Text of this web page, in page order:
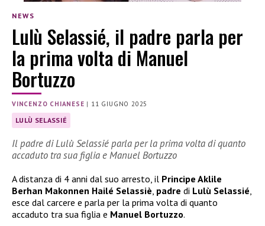
NEWS
Lulù Selassié, il padre parla per
la prima volta di Manuel
Bortuzzo
VINCENZO CHIANESE | 11 GIUGNO 2025
LULÙ SELASSIÉ
Il padre di Lulù Selassié parla per la prima volta di quanto
accaduto tra sua figlia e Manuel Bortuzzo
A distanza di 4 anni dal suo arresto, il Principe Aklile
Berhan Makonnen Hailé Selassiè, padre di Lulù Selassié,
esce dal carcere e parla per la prima volta di quanto
accaduto tra sua figlia e Manuel Bortuzzo.